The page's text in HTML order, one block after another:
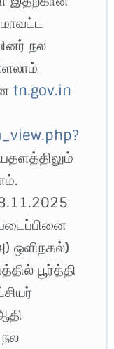
நல
tn.gov.in
ஒளிநகல்)
பூர்த்தி
நல